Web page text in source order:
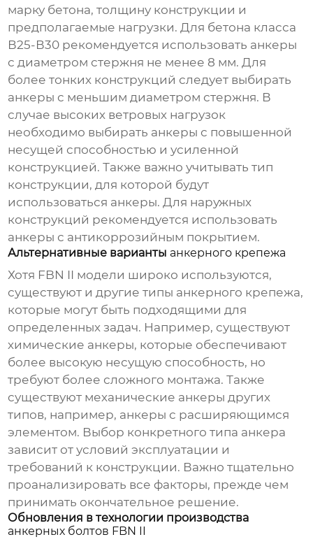
марку бетона, толщину конструкции и
предполагаемые нагрузки. Для бетона класса
В25-В30 рекомендуется использовать анкеры
с диаметром стержня не менее 8 мм. Для
более тонких конструкций следует выбирать
анкеры с меньшим диаметром стержня. В
случае высоких ветровых нагрузок
необходимо выбирать анкеры с повышенной
несущей способностью и усиленной
конструкцией. Также важно учитывать тип
конструкции, для которой будут
использоваться анкеры. Для наружных
конструкций рекомендуется использовать
анкеры с антикоррозийным покрытием.
Альтернативные варианты анкерного крепежа
Хотя FBN II модели широко используются,
существуют и другие типы анкерного крепежа,
которые могут быть подходящими для
определенных задач. Например, существуют
химические анкеры, которые обеспечивают
более высокую несущую способность, но
требуют более сложного монтажа. Также
существуют механические анкеры других
типов, например, анкеры с расширяющимся
элементом. Выбор конкретного типа анкера
зависит от условий эксплуатации и
требований к конструкции. Важно тщательно
проанализировать все факторы, прежде чем
принимать окончательное решение.
Обновления в технологии производства
анкерных болтов FBN II